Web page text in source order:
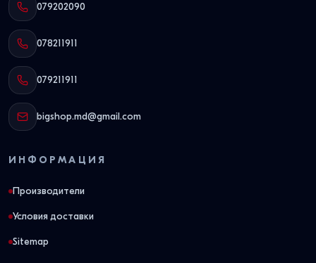
079202090
078211911
079211911
bigshop.md@gmail.com
ИНФОРМАЦИЯ
Производители
Условия доставки
Sitemap